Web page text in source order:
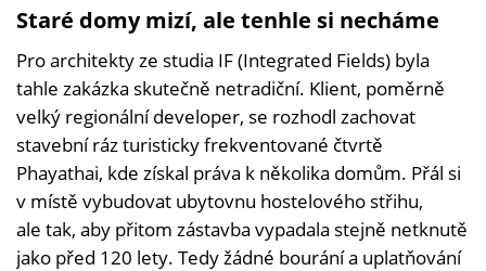
Staré domy mizí, ale tenhle si necháme
Pro architekty ze studia IF (Integrated Fields) byla
tahle zakázka skutečně netradiční. Klient, poměrně
velký regionální developer, se rozhodl zachovat
stavební ráz turisticky frekventované čtvrtě
Phayathai, kde získal práva k několika domům. Přál si
v místě vybudovat ubytovnu hostelového střihu,
ale tak, aby přitom zástavba vypadala stejně netknutě
jako před 120 lety. Tedy žádné bourání a uplatňování